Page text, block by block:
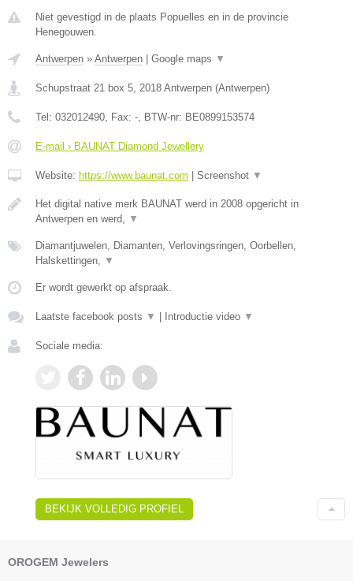
Niet gevestigd in de plaats Popuelles en in de provincie
Henegouwen.
Antwerpen » Antwerpen Google maps ▼
Schupstraat 21 box 5, 2018 Antwerpen (Antwerpen)
Tel: 032012490, Fax: -, BTW-nr: BE0899153574
E-mail › BAUNAT Diamond Jewellery
Website: https://www.baunat.com Screenshot ▼
Het digital native merk BAUNAT werd in 2008 opgericht in
Antwerpen en werd, ▼
Diamantjuwelen, Diamanten, Verlovingsringen, Oorbellen,
Halskettingen, ▼
Er wordt gewerkt op afspraak.
Laatste facebook posts ▼ Introductie video ▼
Sociale media:
BEKIJK VOLLEDIG PROFIEL
OROGEM Jewelers